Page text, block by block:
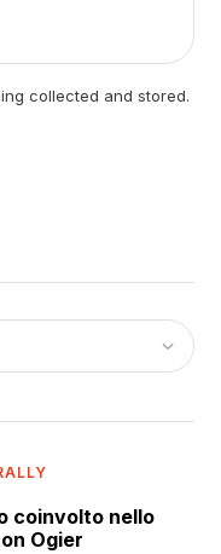
collected and stored.
coinvolto nello
Ogier